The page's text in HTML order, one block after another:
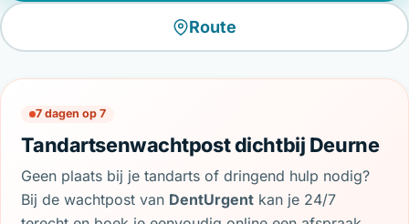
Route
7 dagen op 7
Tandartsenwachtpost dichtbij Deurne
Geen plaats bij je tandarts of dringend hulp nodig?
Bij de wachtpost van DentUrgent kan je 24/7